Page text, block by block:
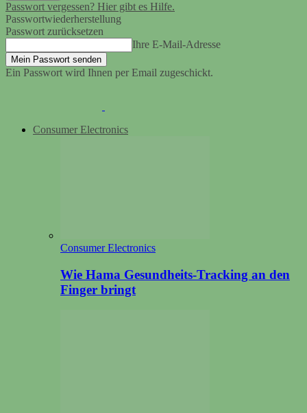
Passwort vergessen? Hier gibt es Hilfe.
Passwortwiederherstellung
Passwort zurücksetzen
Ihre E-Mail-Adresse
Ein Passwort wird Ihnen per Email zugeschickt.
Consumer Electronics
Consumer Electronics
Wie Hama Gesundheits-Tracking an den
Finger bringt